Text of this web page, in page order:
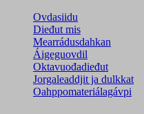
Ovdasiidu
Dieđut mis
Mearrádusdahkan
Áigeguovdil
Oktavuođadieđut
Jorgaleaddjit ja dulkkat
Oahppomateriálagávpi